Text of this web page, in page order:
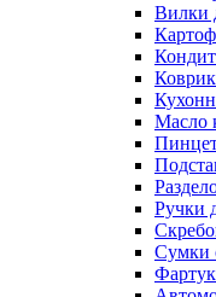
Вилки
Масло
Ручки
Сумки